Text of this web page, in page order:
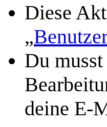
Diese
„
Du
deine E-